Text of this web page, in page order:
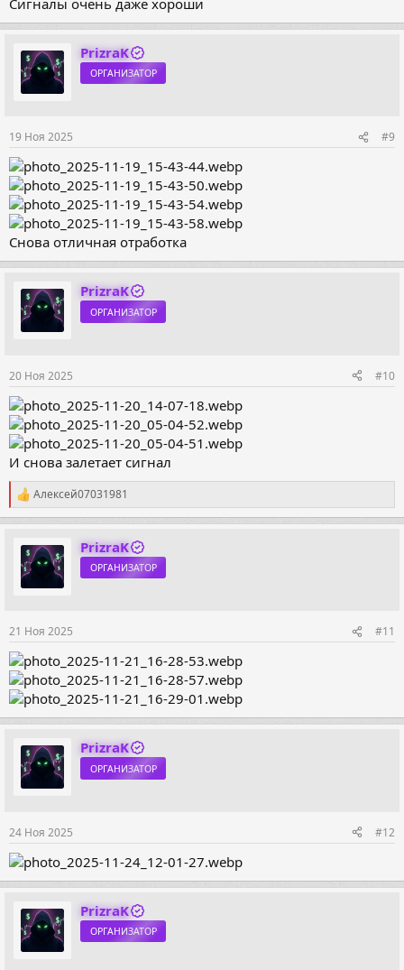
PrizraK
ОРГАНИЗАТОР
19 Ноя 2025 #9
Снова отличная отработка
PrizraK
ОРГАНИЗАТОР
20 Ноя 2025 #10
И снова залетает сигнал
Р
е
а
и
и
Алексей07031981
PrizraK
ОРГАНИЗАТОР
21 Ноя 2025 #11
PrizraK
ОРГАНИЗАТОР
24 Ноя 2025 #12
PrizraK
ОРГАНИЗАТОР